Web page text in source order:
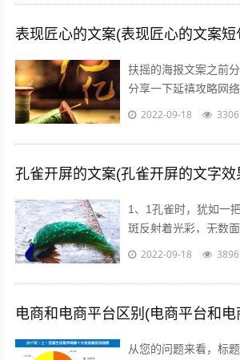
表现匠心的文案(表现匠心的文案短
扶摇的海报文案之前
分享一下延禧攻略网
服饰画风妆容都一致
2022-09-18 3306
孔雀开屏的文案(孔雀开屏的文字效
1、1孔雀时，犹如一
斑反射着光彩，无数
的羽毛吸引着每一个
2022-09-18 3896
电商和电商平台区别(电商平台和
从您的问题来看，标